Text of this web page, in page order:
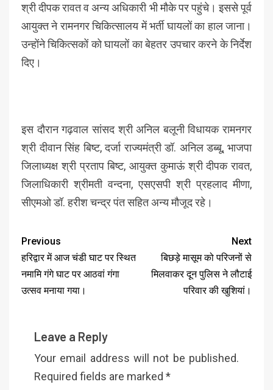
श्री दीपक रावत व अन्य अधिकारी भी मौके पर पहुंचे। इससे पूर्व
आयुक्त ने रामनगर चिकित्सालय में भर्ती घायलों का हाल जाना।
उन्होंने चिकित्सकों को घायलों का बेहतर उपचार करने के निर्देश
दिए।
इस दौरान गढ़वाल सांसद श्री अनिल बलूनी विधायक रामनगर
श्री दीवान सिंह बिष्ट, दर्जा राज्यमंत्री डॉ. अनिल डब्बू, भाजपा
जिलाध्यक्ष श्री प्रताप बिष्ट, आयुक्त कुमाऊं श्री दीपक रावत,
जिलाधिकारी श्रीमती वन्दना, एसएसपी श्री प्रहलाद मीणा,
सीएमओ डॉ. हरीश चन्द्र पंत सहित अन्य मौजूद रहे।
Previous
हरिद्वार में आज चंडी घाट पर स्थित
नमामि गंगे घाट पर आठवां गंगा
उत्सव मनाया गया।
Next
बिछड़े मासूम को परिजनों से
मिलवाकर दून पुलिस ने लौटाई
परिवार की खुशियां।
Leave a Reply
Your email address will not be published.
Required fields are marked *